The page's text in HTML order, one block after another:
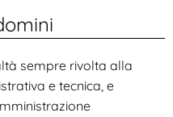
sempre rivolta alla
e tecnica, e